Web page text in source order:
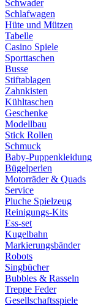
Schwader
Schlafwagen
Hüte und Mützen
Tabelle
Casino Spiele
Sporttaschen
Busse
Stiftablagen
Zahnkisten
Kühltaschen
Geschenke
Modellbau
Stick Rollen
Schmuck
Baby-Puppenkleidung
Bügelperlen
Motorräder & Quads
Service
Pluche Spielzeug
Reinigungs-Kits
Ess-set
Kugelbahn
Markierungsbänder
Robots
Singbücher
Bubbles & Rasseln
Treppe Feder
Gesellschaftsspiele